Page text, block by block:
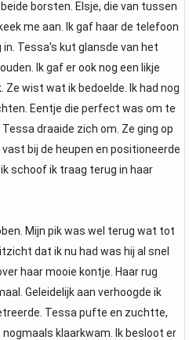
borsten. Elsje, die van tussen
me aan. Ik gaf haar de telefoon
Tessa's kut glansde van het
Ik gaf er ook nog een likje
Ze wist wat ik bedoelde. Ik had nog
Eentje die perfect was om te
draaide zich om. Ze ging op
bij de heupen en positioneerde
schoof ik traag terug in haar
Mijn pik was wel terug wat tot
dat ik nu had was hij al snel
haar mooie kontje. Haar rug
Geleidelijk aan verhoogde ik
Tessa pufte en zuchtte,
klaarkwam. Ik besloot er